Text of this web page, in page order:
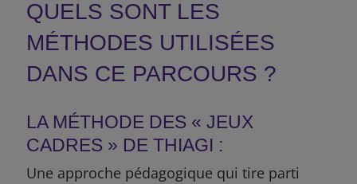
QUELS SONT LES
MÉTHODES UTILISÉES
DANS CE PARCOURS ?
LA MÉTHODE DES « JEUX
CADRES » DE THIAGI :
Une approche pédagogique qui tire parti